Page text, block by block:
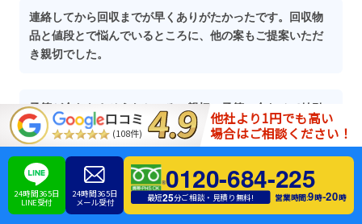
連絡してから回収までが早くありがたかったです。回収物
品と値段とで悩んでいるところに、他の案もご提案いただ
き親切でした。
予算が合わなさそうなところ、親切に予算に合わせて値引
きしてくださいました。回収できないかと思いましたが、
していただいてとても助かりました。
お電話相談・お見積り・運搬車両費用・
口コミ
(108件)
他社より1円でも高い
場合はご相談ください！
24時間365日
LINE受付
24時間365日
メール受付
0120-684-225
最短25分ご相談・見積り無料! 営業時間:9時-20時